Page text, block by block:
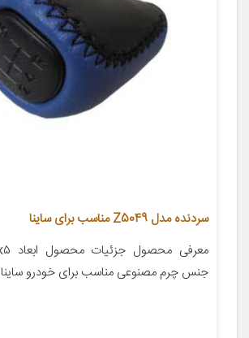
سردنده مدل Z5049 مناسب برای ساینا
جنس چرم مصنوعی مناسب برای خودرو ساینا